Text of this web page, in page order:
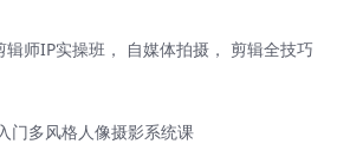
辑师IP实操班， 自媒体拍摄， 剪辑全技巧
门多风格人像摄影系统课